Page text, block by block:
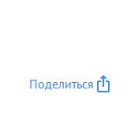
Поделиться